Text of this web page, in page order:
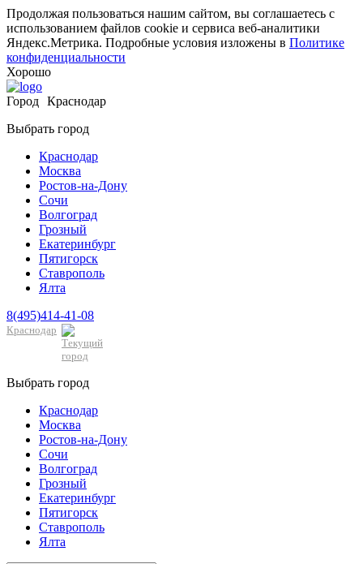
Продолжая пользоваться нашим сайтом, вы соглашаетесь с
использованием файлов cookie и сервиса веб-аналитики
Яндекс.Метрика. Подробные условия изложены в Политике
конфиденциальности
Хорошо
Город Краснодар
Выбрать город
Краснодар
Москва
Ростов-на-Дону
Сочи
Волгоград
Грозный
Екатеринбург
Пятигорск
Ставрополь
Ялта
8(495)414-41-08
Краснодар
Выбрать город
Краснодар
Москва
Ростов-на-Дону
Сочи
Волгоград
Грозный
Екатеринбург
Пятигорск
Ставрополь
Ялта